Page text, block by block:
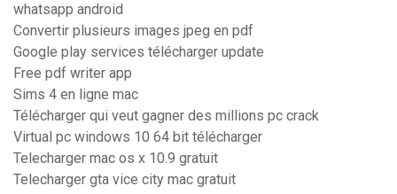
whatsapp android
Convertir plusieurs images jpeg en pdf
Google play services télécharger update
Free pdf writer app
Sims 4 en ligne mac
Télécharger qui veut gagner des millions pc crack
Virtual pc windows 10 64 bit télécharger
Telecharger mac os x 10.9 gratuit
Telecharger gta vice city mac gratuit